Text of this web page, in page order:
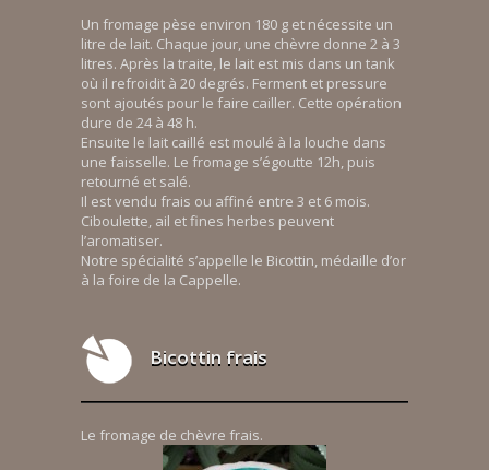
Un fromage pèse environ 180 g et nécessite un
litre de lait. Chaque jour, une chèvre donne 2 à 3
litres. Après la traite, le lait est mis dans un tank
où il refroidit à 20 degrés. Ferment et pressure
sont ajoutés pour le faire cailler. Cette opération
dure de 24 à 48 h.
Ensuite le lait caillé est moulé à la louche dans
une faisselle. Le fromage s’égoutte 12h, puis
retourné et salé.
Il est vendu frais ou affiné entre 3 et 6 mois.
Ciboulette, ail et fines herbes peuvent
l’aromatiser.
Notre spécialité s’appelle le Bicottin, médaille d’or
à la foire de la Cappelle.
Bicottin frais
Le fromage de chèvre frais.